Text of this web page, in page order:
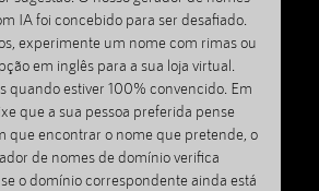
IA foi concebido para ser desafiado.
experimente um nome com rimas ou
em inglês para a sua loja virtual.
quando estiver 100% convencido. Em
que a sua pessoa preferida pense
que encontrar o nome que pretende, o
de nomes de domínio verifica
o domínio correspondente ainda está